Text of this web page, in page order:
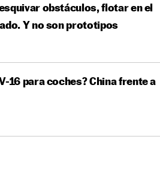
obstáculos, flotar en el
Y no son prototipos
16 para coches? China frente a